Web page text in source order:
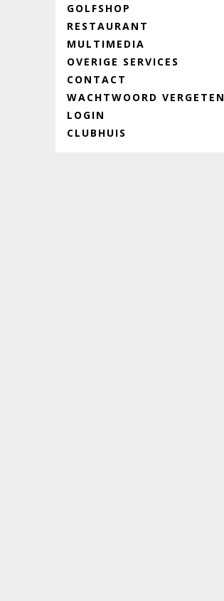
GOLFSHOP
RESTAURANT
MULTIMEDIA
OVERIGE SERVICES
CONTACT
WACHTWOORD VERGETEN
LOGIN
CLUBHUIS